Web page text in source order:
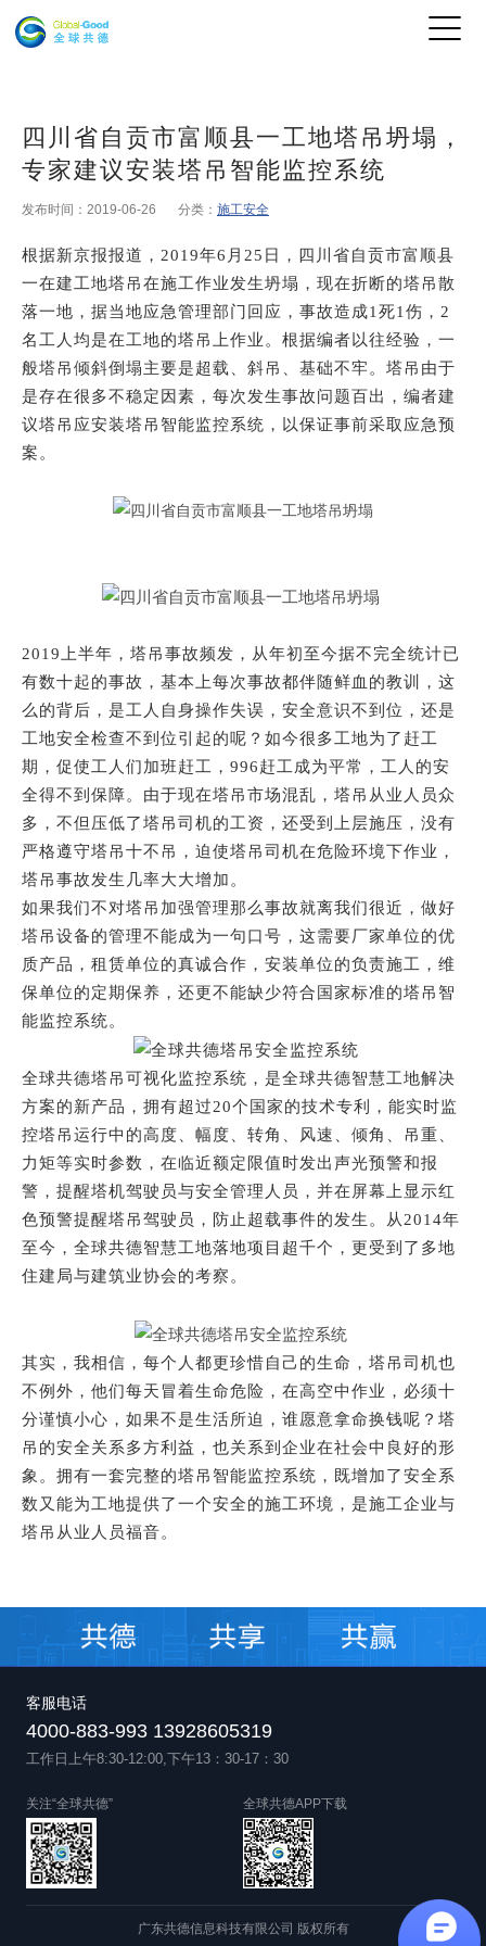
四川省自贡市富顺县一工地塔吊坍塌，
专家建议安装塔吊智能监控系统
发布时间：2019-06-26 分类： 施工安全
根据新京报报道， 2019年6月25日，四川省自贡市富顺县
一在建工地塔吊在施工作业发生坍塌，现在折断的塔吊散
落一地，据当地应急管理部门回应，事故造成1死1伤，2
名工人均是在工地的塔吊上作业。根据编者以往经验，一
般塔吊倾斜倒塌主要是超载、斜吊、基础不牢。塔吊由于
是存在很多不稳定因素，每次发生事故问题百出，编者建
议塔吊应安装塔吊智能监控系统 ，以保证事前采取应急预
案。
2019上半年，塔吊事故频发，从年初至今据不完全统计已
有数十起的事故，基本上每次事故都伴随鲜血的教训，这
么的背后，是工人自身操作失误，安全意识不到位，还是
工地安全检查不到位引起的呢？如今很多工地为了赶工
期，促使工人们加班赶工，996赶工成为平常，工人的安
全得不到保障。由于现在塔吊市场混乱，塔吊从业人员众
多，不但压低了塔吊司机的工资，还受到上层施压，没有
严格遵守塔吊十不吊，迫使塔吊司机在危险环境下作业，
塔吊事故发生几率大大增加。
如果我们不对塔吊加强管理那么事故就离我们很近，做好
塔吊设备的管理不能成为一句口号，这需要厂家单位的优
质产品，租赁单位的真诚合作，安装单位的负责施工，维
保单位的定期保养，还更不能缺少符合国家标准的塔吊智
能监控系统。
全球共德塔吊可视化监控系统 ，是全球共德智慧工地解决
方案的新产品，拥有超过20个国家的技术专利，能实时监
控塔吊运行中的高度、幅度、转角、风速、倾角、吊重、
力矩等实时参数，在临近额定限值时发出声光预警和报
警，提醒塔机驾驶员与安全管理人员，并在屏幕上显示红
色预警提醒塔吊驾驶员，防止超载事件的发生。从2014年
至今，全球共德智慧工地落地项目超千个，更受到了多地
住建局与建筑业协会的考察。
其实，我相信，每个人都更珍惜自己的生命，塔吊司机也
不例外，他们每天冒着生命危险，在高空中作业，必须十
分谨慎小心，如果不是生活所迫，谁愿意拿命换钱呢？塔
吊的安全关系多方利益，也关系到企业在社会中良好的形
象。拥有一套完整的塔吊智能监控系统，既增加了安全系
数又能为工地提供了一个安全的施工环境，是施工企业与
塔吊从业人员福音。
客服电话
4000-883-993 13928605319
工作日上午8:30-12:00,下午13：30-17：30
关注“全球共德” 全球共德APP下载
广东共德信息科技有限公司 版权所有